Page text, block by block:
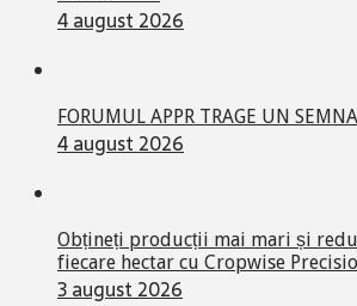
4 august 2026
FORUMUL APPR TRAGE UN
4 august 2026
Obțineți producții mai mari și
fiecare hectar cu Cropwise
3 august 2026